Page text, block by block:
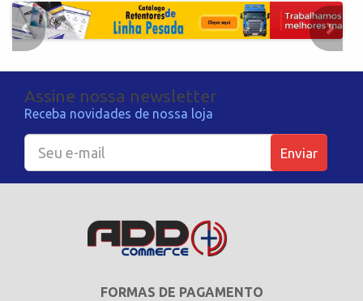
Assine nossa newsletter
Receba novidades de nossa loja
Enviar
FORMAS DE PAGAMENTO